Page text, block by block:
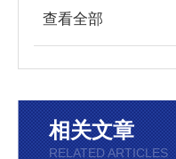
查看全部
相关文章
RELATED ARTICLES